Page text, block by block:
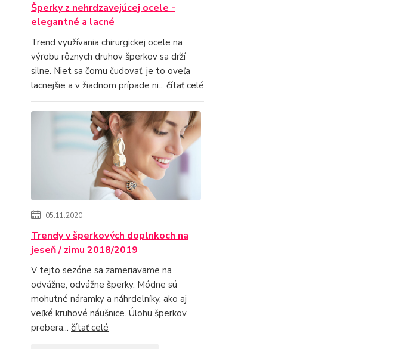
Šperky z nehrdzavejúcej ocele -
elegantné a lacné
Trend využívania chirurgickej ocele na
výrobu rôznych druhov šperkov sa drží
silne. Niet sa čomu čudovať, je to oveľa
lacnejšie a v žiadnom prípade ni... čítať celé
05.11.2020
Trendy v šperkových doplnkoch na
jeseň / zimu 2018/2019
V tejto sezóne sa zameriavame na
odvážne, odvážne šperky. Módne sú
mohutné náramky a náhrdelníky, ako aj
veľké kruhové náušnice. Úlohu šperkov
prebera... čítať celé